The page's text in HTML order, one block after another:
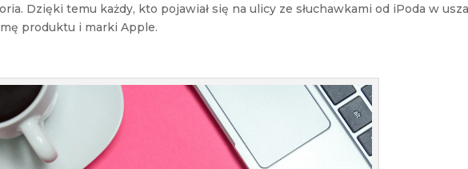
Dzięki temu każdy, kto pojawiał się na ulicy ze słuchawkami od iPoda w
produktu i marki Apple.